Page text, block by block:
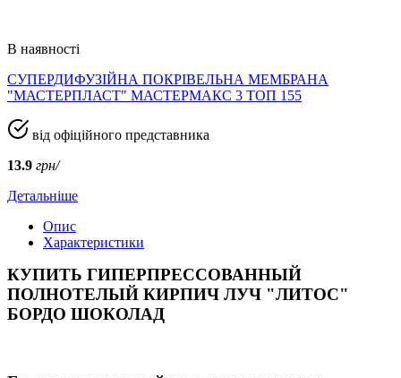
В наявності
СУПЕРДИФУЗІЙНА ПОКРІВЕЛЬНА МЕМБРАНА
"МАСТЕРПЛАСТ" МАСТЕРМАКС 3 ТОП 155
від офіційного представника
13.9 грн/
Детальніше
Опис
Характеристики
КУПИТЬ ГИПЕРПРЕССОВАННЫЙ
ПОЛНОТЕЛЫЙ КИРПИЧ ЛУЧ "ЛИТОС"
БОРДО ШОКОЛАД